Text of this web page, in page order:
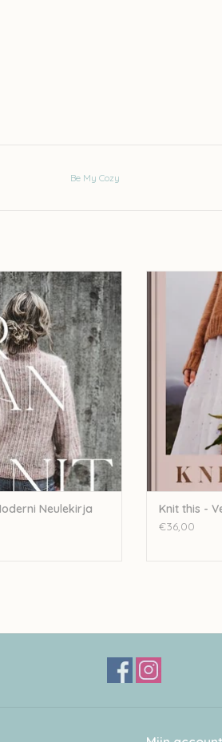
Be My Cozy
Knit - Moderni Neulekirja
WINKELWAGEN
Neulekirja
Be My Cozy
Knit this -
€36,00